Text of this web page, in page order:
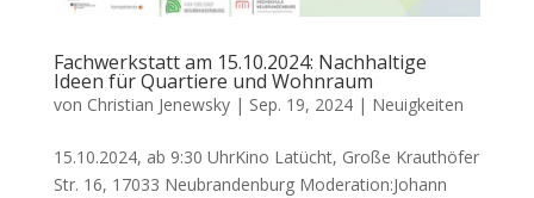
Fachwerkstatt am 15.10.2024: Nachhaltige
Ideen für Quartiere und Wohnraum
von Christian Jenewsky| Sep. 19, 2024| Neuigkeiten
15.10.2024, ab 9:30 UhrKino Latücht, Große Krauthöfer
Str. 16, 17033 Neubrandenburg Moderation:Johann